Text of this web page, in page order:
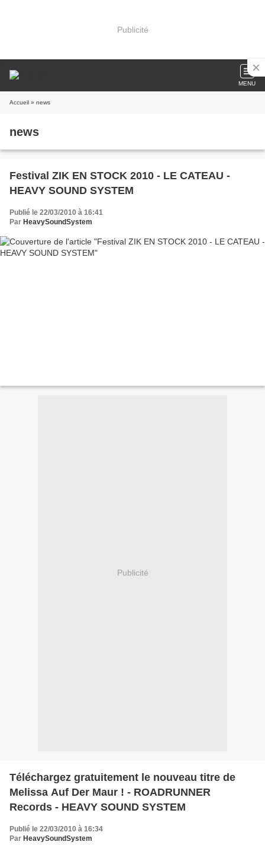
Publicité
MENU
Accueil » news
news
Festival ZIK EN STOCK 2010 - LE CATEAU -
HEAVY SOUND SYSTEM
Publié le 22/03/2010 à 16:41
Par HeavySoundSystem
Publicité
Téléchargez gratuitement le nouveau titre de
Melissa Auf Der Maur !‏ - ROADRUNNER
Records - HEAVY SOUND SYSTEM
Publié le 22/03/2010 à 16:34
Par HeavySoundSystem